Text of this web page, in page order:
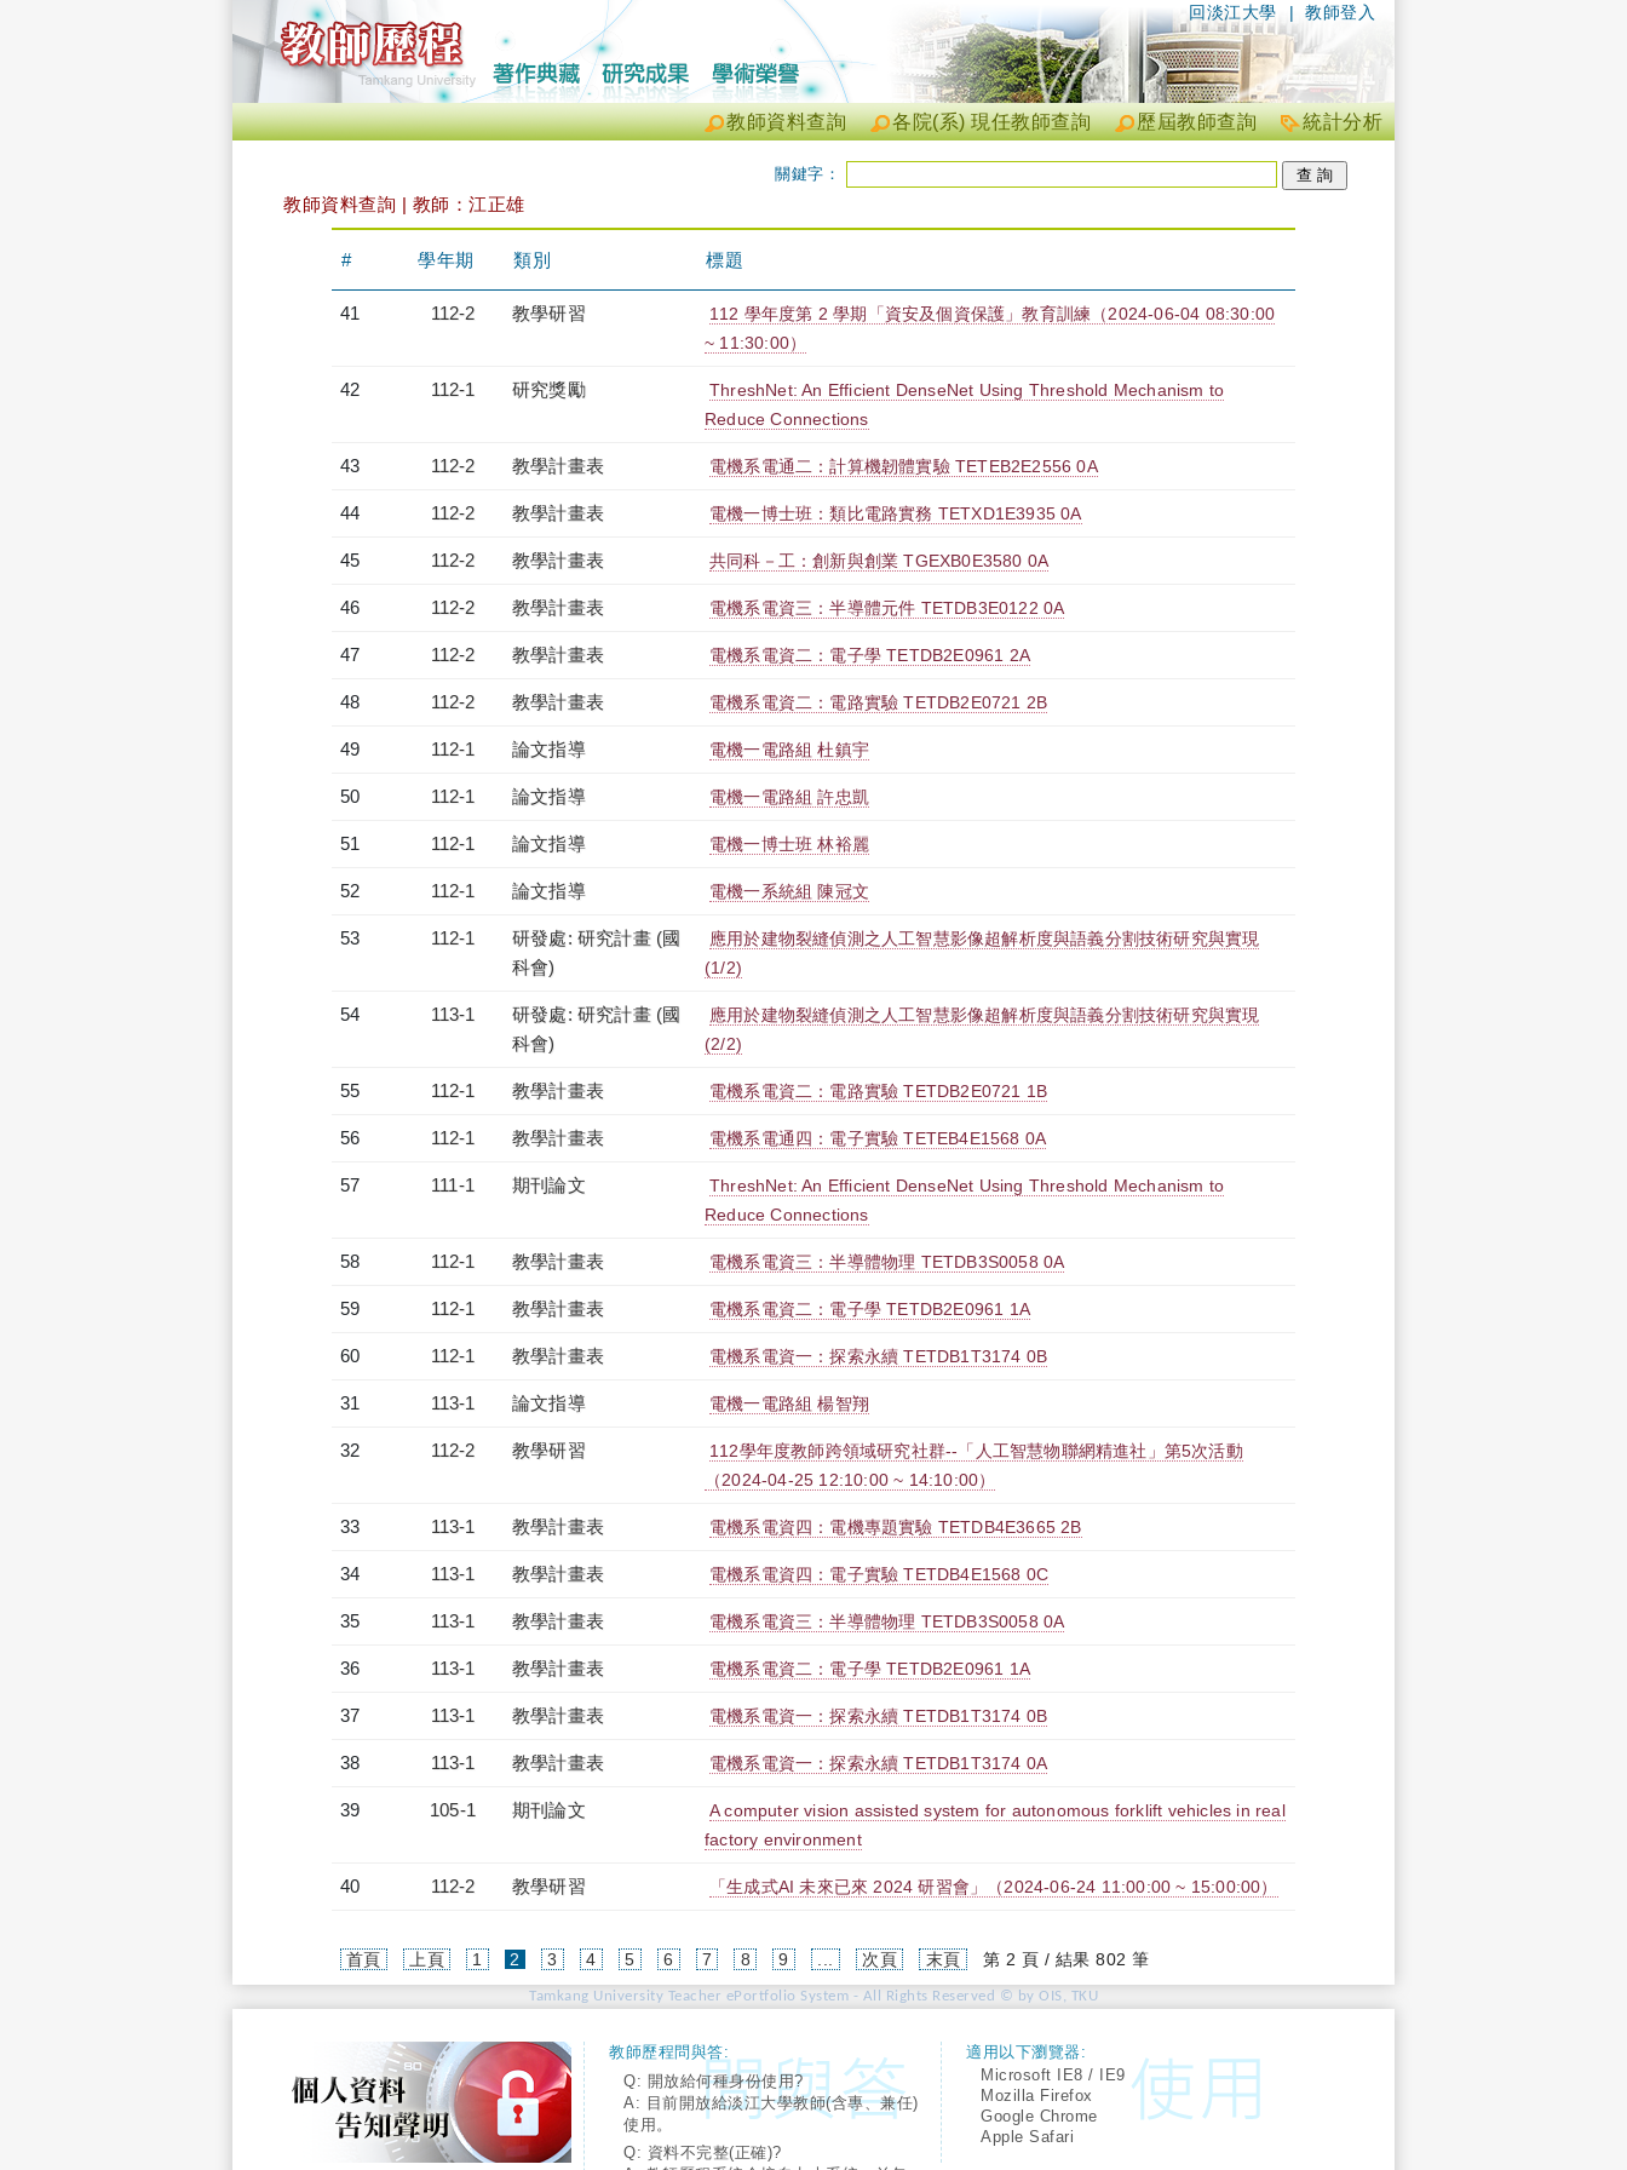
| 教師登入
回淡江大學
統計分析
歷屆教師查詢
各院(系) 現任教師查詢
教師資料查詢
關鍵字：
教師資料查詢 | 教師：江正雄
# 學年期 類別 標題
41 112-2 教學研習
112 學年度第 2 學期「資安及個資保護」教育訓練（2024-06-04 08:30:00
~ 11:30:00）
42 112-1 研究獎勵
ThreshNet: An Efficient DenseNet Using Threshold Mechanism to
Reduce Connections
43 112-2 教學計畫表 電機系電通二：計算機韌體實驗 TETEB2E2556 0A
44 112-2 教學計畫表 電機一博士班：類比電路實務 TETXD1E3935 0A
45 112-2 教學計畫表 共同科－工：創新與創業 TGEXB0E3580 0A
46 112-2 教學計畫表 電機系電資三：半導體元件 TETDB3E0122 0A
47 112-2 教學計畫表 電機系電資二：電子學 TETDB2E0961 2A
48 112-2 教學計畫表 電機系電資二：電路實驗 TETDB2E0721 2B
49 112-1 論文指導 電機一電路組 杜鎮宇
50 112-1 論文指導 電機一電路組 許忠凱
51 112-1 論文指導 電機一博士班 林裕麗
52 112-1 論文指導 電機一系統組 陳冠文
53 112-1
研發處: 研究計畫 (國
科會)
應用於建物裂縫偵測之人工智慧影像超解析度與語義分割技術研究與實現
(1/2)
54 113-1
研發處: 研究計畫 (國
科會)
應用於建物裂縫偵測之人工智慧影像超解析度與語義分割技術研究與實現
(2/2)
55 112-1 教學計畫表 電機系電資二：電路實驗 TETDB2E0721 1B
56 112-1 教學計畫表 電機系電通四：電子實驗 TETEB4E1568 0A
57 111-1 期刊論文
ThreshNet: An Efficient DenseNet Using Threshold Mechanism to
Reduce Connections
58 112-1 教學計畫表 電機系電資三：半導體物理 TETDB3S0058 0A
59 112-1 教學計畫表 電機系電資二：電子學 TETDB2E0961 1A
60 112-1 教學計畫表 電機系電資一：探索永續 TETDB1T3174 0B
31 113-1 論文指導 電機一電路組 楊智翔
32 112-2 教學研習
112學年度教師跨領域研究社群--「人工智慧物聯網精進社」第5次活動
（2024-04-25 12:10:00 ~ 14:10:00）
33 113-1 教學計畫表 電機系電資四：電機專題實驗 TETDB4E3665 2B
34 113-1 教學計畫表 電機系電資四：電子實驗 TETDB4E1568 0C
35 113-1 教學計畫表 電機系電資三：半導體物理 TETDB3S0058 0A
36 113-1 教學計畫表 電機系電資二：電子學 TETDB2E0961 1A
37 113-1 教學計畫表 電機系電資一：探索永續 TETDB1T3174 0B
38 113-1 教學計畫表 電機系電資一：探索永續 TETDB1T3174 0A
39 105-1 期刊論文
A computer vision assisted system for autonomous forklift vehicles in real
factory environment
40 112-2 教學研習 「生成式AI 未來已來 2024 研習會」（2024-06-24 11:00:00 ~ 15:00:00）
首頁 上頁 1 2 (current)
3 4 5 6 7 8 9 次頁 末頁 第 2 頁 / 結果 802 筆
Tamkang University Teacher ePortfolio System - All Rights Reserved © by OIS, TKU
教師歷程問與答:
Q: 開放給何種身份使用?
A: 目前開放給淡江大學教師(含專、兼任)
使用。
Q: 資料不完整(正確)?
適用以下瀏覽器:
Microsoft IE8 / IE9
Mozilla Firefox
Google Chrome
Apple Safari